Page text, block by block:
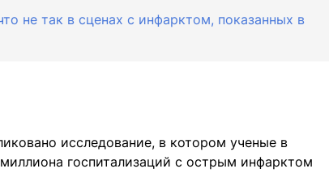
не так в сценах с инфарктом, показанных в
исследование, в котором ученые в
госпитализаций с острым инфарктом